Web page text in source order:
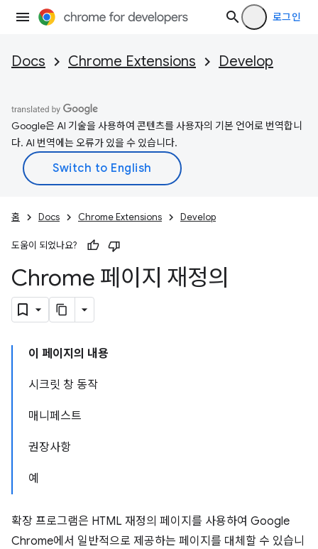
로그인
Docs Chrome Extensions Develop
Google은 AI 기술을 사용하여 콘텐츠를 사용자의 기본 언어로 번역합니
다. AI 번역에는 오류가 있을 수 있습니다.
홈 Docs Chrome Extensions Develop
도움이 되었나요?
Chrome 페이지 재정의
이 페이지의 내용
시크릿 창 동작
매니페스트
권장사항
예
확장 프로그램은 HTML 재정의 페이지를 사용하여 Google
Chrome에서 일반적으로 제공하는 페이지를 대체할 수 있습니